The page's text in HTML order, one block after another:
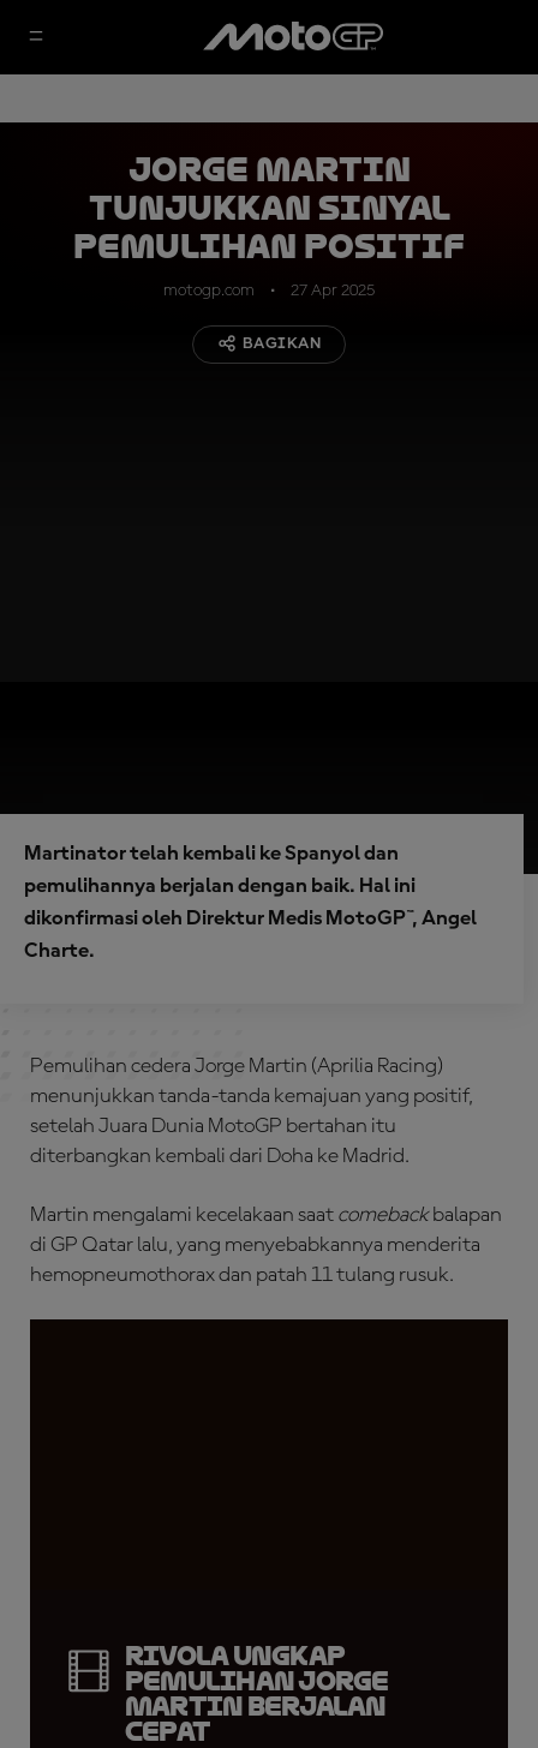
Jorge Martin
Tunjukkan Sinyal
Pemulihan Positif
motogp.com 27 Apr 2025
BAGIKAN
Martinator telah kembali ke Spanyol dan
pemulihannya berjalan dengan baik. Hal ini
dikonfirmasi oleh Direktur Medis MotoGP™, Angel
Charte.
Pemulihan cedera Jorge Martin (Aprilia Racing)
menunjukkan tanda-tanda kemajuan yang positif,
setelah Juara Dunia MotoGP bertahan itu
diterbangkan kembali dari Doha ke Madrid.
Martin mengalami kecelakaan saat comeback balapan
di GP Qatar lalu, yang menyebabkannya menderita
hemopneumothorax dan patah 11 tulang rusuk.
Rivola Ungkap
Pemulihan Jorge
Martin Berjalan
Cepat